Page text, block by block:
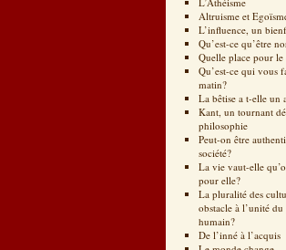
Altruisme et
L’influence, un
Qu’est-ce qu’être
Quelle place pour le
Qu’est-ce qui vous
matin?
La bêtise a t-elle un
Kant, un tournant
philosophie
Peut-on être
société?
La vie vaut-elle
pour elle?
La pluralité des
obstacle à l’unité du
humain?
De l’inné à l’acquis